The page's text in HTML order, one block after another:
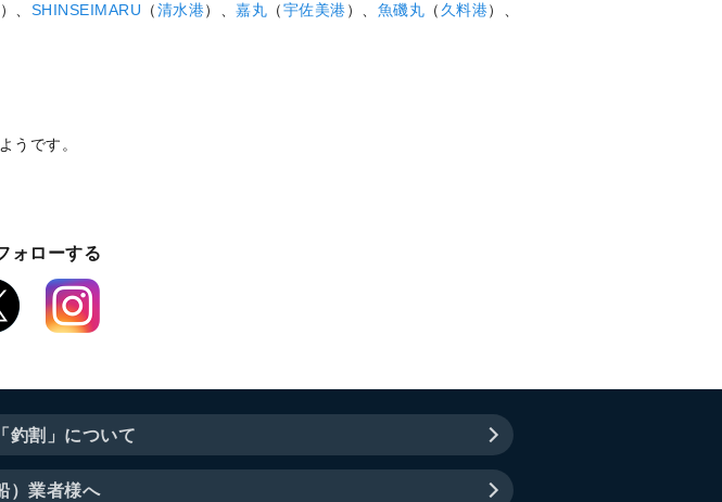
）、 SHINSEIMARU （清水港）、 嘉丸 （宇佐美港）、 魚磯丸 （ 久料港）、
うです。
ォローする
釣割」について
）業者様へ